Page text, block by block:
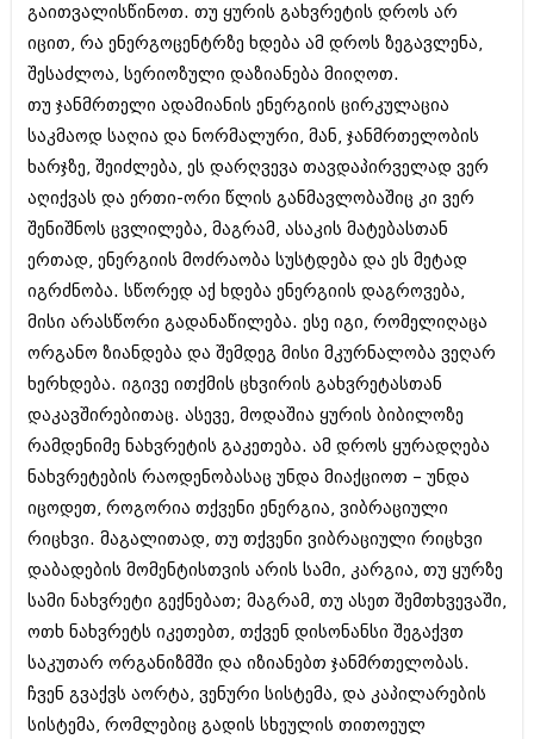
მაისი 2017 (216)
აპრილი 2017 (220)
მარტი 2017 (212)
თებერვალი 2017 (205)
იანვარი 2017 (246)
დეკემბერი 2016 (207)
ოქტომბერი 2016 (257)
სექტემბერი 2016 (224)
აგვისტო 2016 (258)
ივლისი 2016 (211)
ივნისი 2016 (221)
მაისი 2016 (261)
აპრილი 2016 (215)
მარტი 2016 (200)
თებერვალი 2016 (250)
იანვარი 2016 (206)
დეკემბერი 2015 (207)
ნოემბერი 2015 (264)
სექტემბერი 2015 (215)
აგვისტო 2015 (286)
ივლისი 2015 (173)
ივნისი 2015 (261)
მაისი 2015 (194)
აპრილი 2015 (208)
მარტი 2015 (365)
თებერვალი 2015 (286)
იანვარი 2015 (247)
დეკემბერი 2014 (342)
ნოემბერი 2014 (290)
გაითვალისწინოთ. თუ ყურის გახვრეტის დროს არ
იცით, რა ენერგოცენტრზე ხდება ამ დროს ზეგავლენა,
შესაძლოა, სერიოზული დაზიანება მიიღოთ.
თუ ჯანმრთელი ადამიანის ენერგიის ცირკულაცია
საკმაოდ საღია და ნორმალური, მან, ჯანმრთელობის
ხარჯზე, შეიძლება, ეს დარღვევა თავდაპირველად ვერ
აღიქვას და ერთი-ორი წლის განმავლობაშიც კი ვერ
შენიშნოს ცვლილება, მაგრამ, ასაკის მატებასთან
ერთად, ენერგიის მოძრაობა სუსტდება და ეს მეტად
იგრძნობა. სწორედ აქ ხდება ენერგიის დაგროვება,
მისი არასწორი გადანაწილება. ესე იგი, რომელიღაცა
ორგანო ზიანდება და შემდეგ მისი მკურნალობა ვეღარ
ხერხდება. იგივე ითქმის ცხვირის გახვრეტასთან
დაკავშირებითაც. ასევე, მოდაშია ყურის ბიბილოზე
რამდენიმე ნახვრეტის გაკეთება. ამ დროს ყურადღება
ნახვრეტების რაოდენობასაც უნდა მიაქციოთ – უნდა
იცოდეთ, როგორია თქვენი ენერგია, ვიბრაციული
რიცხვი. მაგალითად, თუ თქვენი ვიბრაციული რიცხვი
დაბადების მომენტისთვის არის სამი, კარგია, თუ ყურზე
სამი ნახვრეტი გექნებათ; მაგრამ, თუ ასეთ შემთხვევაში,
ოთხ ნახვრეტს იკეთებთ, თქვენ დისონანსი შეგაქვთ
საკუთარ ორგანიზმში და იზიანებთ ჯანმრთელობას.
ჩვენ გვაქვს აორტა, ვენური სისტემა, და კაპილარების
სისტემა, რომლებიც გადის სხეულის თითოეულ